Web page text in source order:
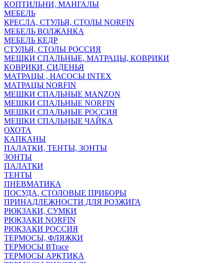
КОПТИЛЬНИ, МАНГАЛЫ
МЕБЕЛЬ
КРЕСЛА, СТУЛЬЯ, СТОЛЫ NORFIN
МЕБЕЛЬ ВОЛЖАНКА
МЕБЕЛЬ КЕДР
СТУЛЬЯ, СТОЛЫ РОССИЯ
МЕШКИ СПАЛЬНЫЕ, МАТРАЦЫ, КОВРИКИ
КОВРИКИ, СИДЕНЬЯ
МАТРАЦЫ , НАСОСЫ INTEX
МАТРАЦЫ NORFIN
МЕШКИ СПАЛЬНЫЕ MANZON
МЕШКИ СПАЛЬНЫЕ NORFIN
МЕШКИ СПАЛЬНЫЕ РОССИЯ
МЕШКИ СПАЛЬНЫЕ ЧАЙКА
ОХОТА
КАПКАНЫ
ПАЛАТКИ, ТЕНТЫ, ЗОНТЫ
ЗОНТЫ
ПАЛАТКИ
ТЕНТЫ
ПНЕВМАТИКА
ПОСУДА, СТОЛОВЫЕ ПРИБОРЫ
ПРИНАДЛЕЖНОСТИ ДЛЯ РОЗЖИГА
РЮКЗАКИ, СУМКИ
РЮКЗАКИ NORFIN
РЮКЗАКИ РОССИЯ
ТЕРМОСЫ, ФЛЯЖКИ
ТЕРМОСЫ BTrace
ТЕРМОСЫ АРКТИКА